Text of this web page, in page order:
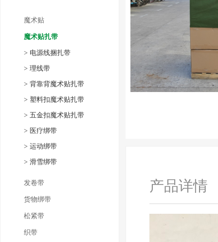
魔术贴
魔术贴扎带
> 电源线捆扎带
> 理线带
> 背靠背魔术贴扎带
> 塑料扣魔术贴扎带
> 五金扣魔术贴扎带
> 医疗绑带
> 运动绑带
> 滑雪绑带
发卷带
货物绑带
松紧带
织带
产品详情